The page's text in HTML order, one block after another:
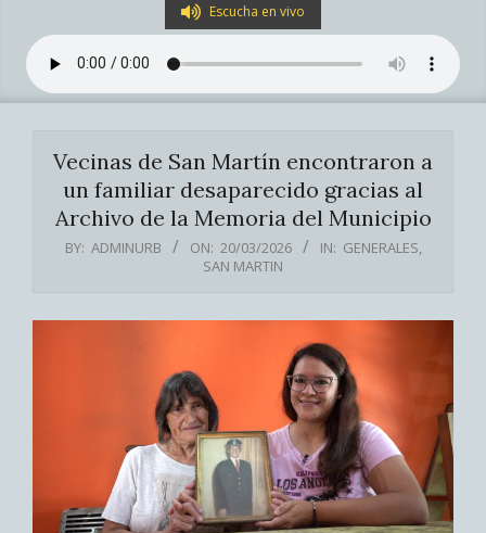
Navigation
Menu
Escucha en vivo
Vecinas de San Martín encontraron a
un familiar desaparecido gracias al
Archivo de la Memoria del Municipio
BY: ADMINURB ON: 20/03/2026 IN: GENERALES,
SAN MARTIN